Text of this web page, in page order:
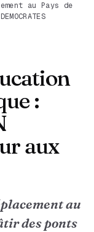
au Pays de
:
aux
au
des ponts